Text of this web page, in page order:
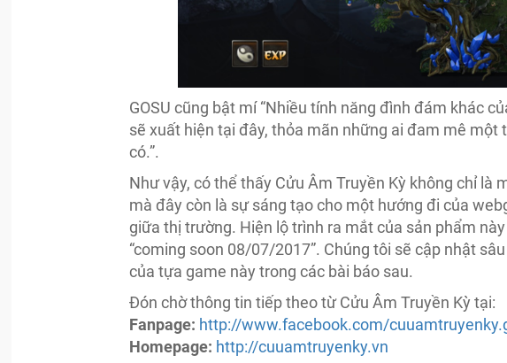
GOSU cũng bật mí “Nhiều tính năng đình đám khác
sẽ xuất hiện tại đây, thỏa mãn những ai đam mê một
có.”.
Như vậy, có thể thấy Cửu Âm Truyền Kỳ không chỉ là
mà đây còn là sự sáng tạo cho một hướng đi của
giữa thị trường. Hiện lộ trình ra mắt của sản phẩm
“coming soon 08/07/2017”. Chúng tôi sẽ cập nhật
của tựa game này trong các bài báo sau.
Đón chờ thông tin tiếp theo từ Cửu Âm Truyền Kỳ tại:
Fanpage: http://www.facebook.com/
Homepage: http://cuuamtruyenky.vn